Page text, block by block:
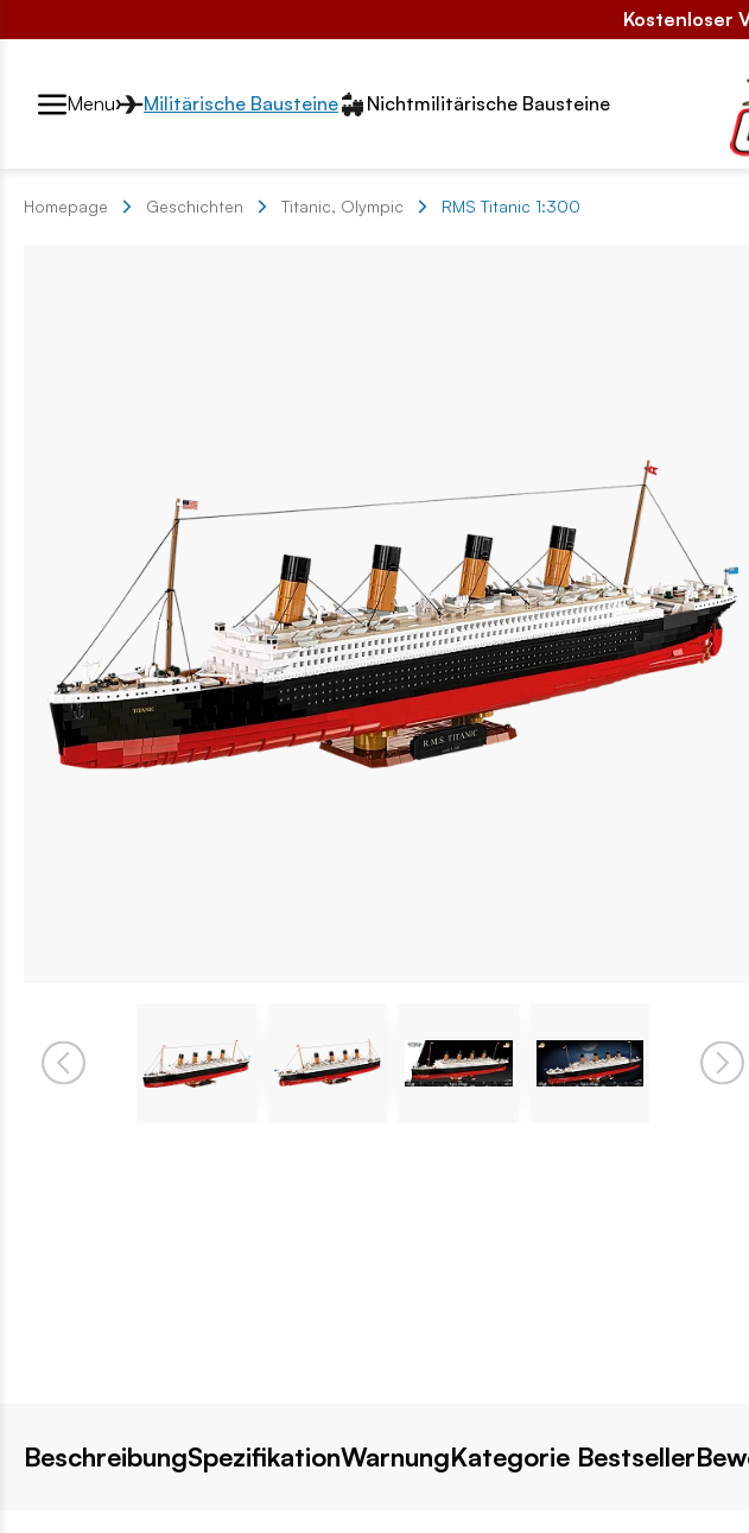
Kostenloser
Przełącznik segmentów2
Menu Militärische Bausteine Nichtmilitärische Bausteine
Homepage Geschichten Titanic, Olympic RMS Titanic 1:300
BeschreibungSpezifikationWarnungKategorie Bestseller